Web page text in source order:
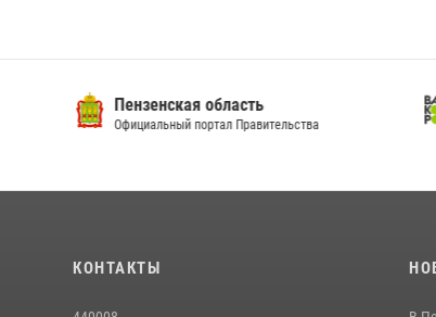
Пензенская область
Официальный портал Правительства
КОНТАКТЫ